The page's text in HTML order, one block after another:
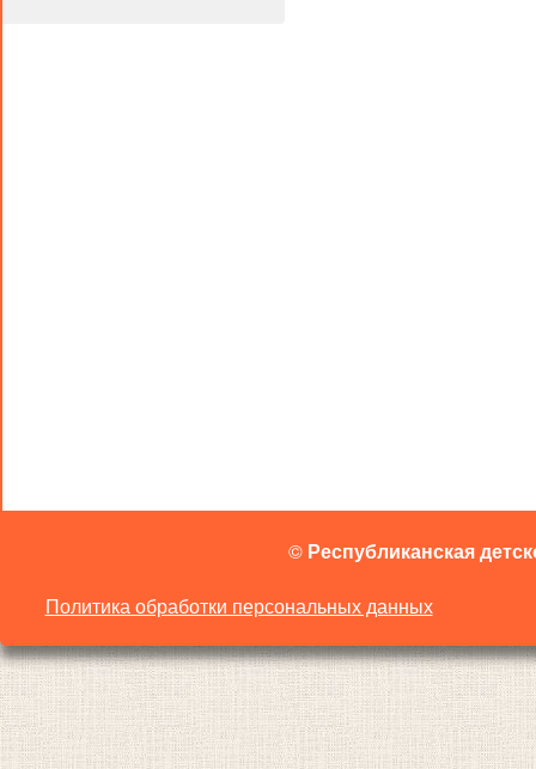
© Республиканская
Политика обработки персональных данных